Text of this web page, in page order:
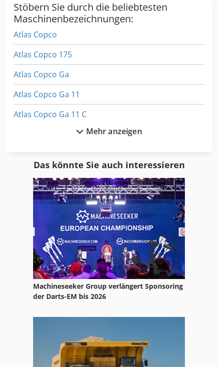
Stöbern Sie durch die beliebtesten
Maschinenbezeichnungen:
Atlas Copco
Atlas Copco 175
Atlas Copco Ga
Atlas Copco Ga 11
Atlas Copco Ga 11 C
Atlas Copco Ga 11 Ff
Atlas Copco Ga 15
Atlas Copco Ga 15 Ff
Atlas Copco Ga 160
Atlas Copco Ga 18
Atlas Copco Ga 180 Vsd
Atlas Copco Ga 22
Atlas Copco Ga 408
Mehr anzeigen
Das könnte Sie auch interessieren
Machineseeker Group verlängert Sponsoring
der Darts-EM bis 2026